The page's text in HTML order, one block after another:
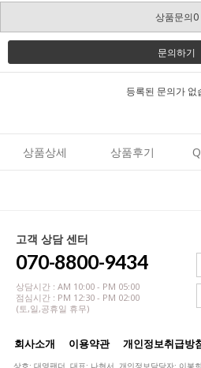
상품문의0
문의하기
등록된 문의가 없
상품상세 상품후기
고객 상담 센터
070-8800-9434
상담시간 : AM 10:00 - PM 05:00
점심시간 : PM 12:30 - PM 02:00
(토,일,공휴일 휴무)
회사소개 이용약관 개인정보취급방
상호: 대영팬더 대표: 나현서 개인정보담당자: 이봉희